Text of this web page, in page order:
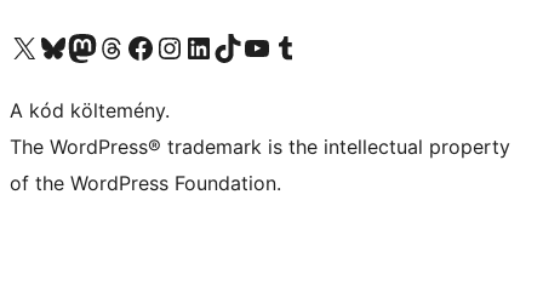
Visit our X (formerly Twitter) account
Visit our Bluesky account
Twitter csatornánk
Visit our Threads account
Facebook oldalunk megtekintése
Visit our Instagram account
Visit our LinkedIn account
Visit our TikTok account
Visit our YouTube channel
Visit our Tumblr account
A kód költemény.
The WordPress® trademark is the intellectual property
of the WordPress Foundation.